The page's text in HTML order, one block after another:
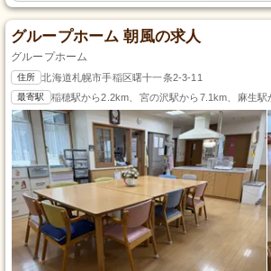
グループホーム 朝風の求人
グループホーム
住所 北海道札幌市手稲区曙十一条2-3-11
最寄駅 稲穂駅から2.2km、宮の沢駅から7.1km、麻生駅